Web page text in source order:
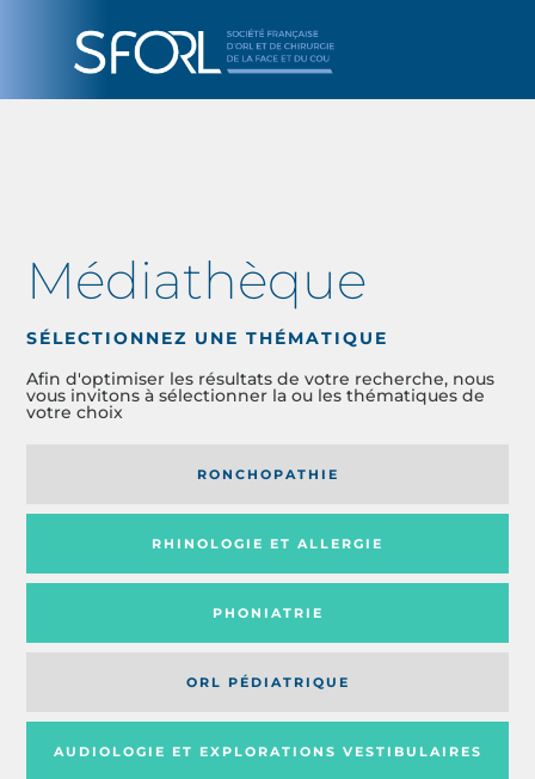
Médiathèque
SÉLECTIONNEZ UNE THÉMATIQUE
Afin d'optimiser les résultats de votre recherche, nous
vous invitons à sélectionner la ou les thématiques de
votre choix
RONCHOPATHIE
RHINOLOGIE ET ALLERGIE
PHONIATRIE
ORL PÉDIATRIQUE
AUDIOLOGIE ET EXPLORATIONS VESTIBULAIRES